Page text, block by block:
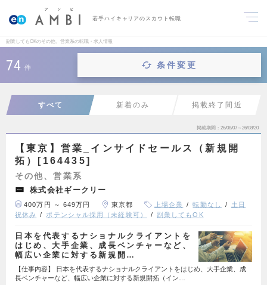
若手ハイキャリアのスカウト転職
副業してもOKのその他、営業系の転職・求人情報
74 件 条件変更
すべて 新着のみ 掲載終了間近
掲載期間 26/08/07～26/08/20
【東京】営業_インサイドセールス（新規開
拓）[164435]
その他、営業系
株式会社ギークリー
400万円 ～ 649万円 東京都 上場企業 転勤なし
土日
祝休み
ポテンシャル採用（未経験可） 副業してもOK
日本を代表するナショナルクライアントを
はじめ、大手企業、成長ベンチャーなど、
幅広い企業に対する新規開…
【仕事内容】 日本を代表するナショナルクライアントをはじめ、大手企業、成
長ベンチャーなど、幅広い企業に対する新規開拓（イン…